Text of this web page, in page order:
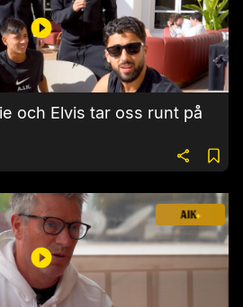
och Elvis tar oss runt på